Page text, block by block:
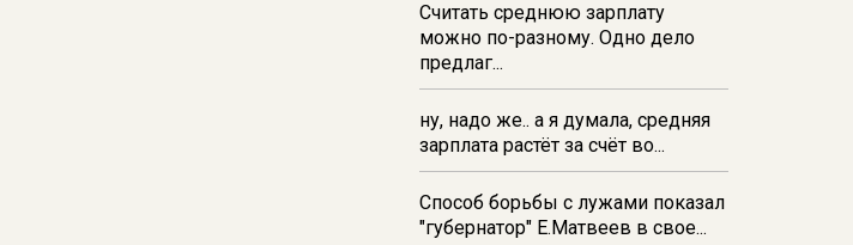
11:52В Курске прокуратура
добивается выплаты более 1 млн
рублей зарплаты 32-м
работникам
Считать среднюю зарплату
можно по-разному. Одно дело
предлаг...
ну, надо же.. а я думала, средняя
зарплата растёт за счёт во...
Способ борьбы с лужами показал
"губернатор" Е.Матвеев в свое...